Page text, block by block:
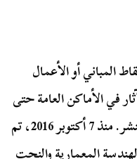
المباني أو الأعمال
في الأماكن العامة حتى
عندما يكونوا محميين تحت حقوق النشر. منذ 7 أكتوبر 2016، تم
المعمارية والنحت